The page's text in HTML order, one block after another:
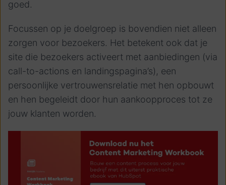
goed.
Focussen op je doelgroep is bovendien niet alleen
zorgen voor bezoekers. Het betekent ook dat je
site die bezoekers activeert met aanbiedingen (via
call-to-actions en landingspagina’s), een
persoonlijke vertrouwensrelatie met hen opbouwt
en hen begeleidt door hun aankoopproces tot ze
jouw klanten worden.